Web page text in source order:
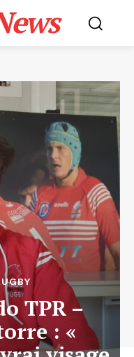
TPR –
: «